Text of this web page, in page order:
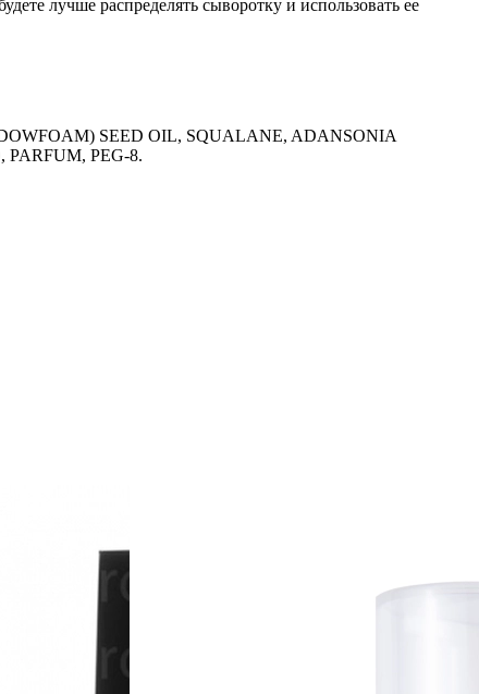
лучше распределять сыворотку и использовать ее
SEED OIL, SQUALANE, ADANSONIA
PEG-8.